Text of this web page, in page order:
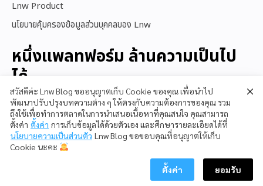
Lnw Product
นโยบายคุ้มครองข้อมูลส่วนบุคคลของ Lnw
หนึ่งแพลทฟอร์ม ล้านความเป็นไป
ได้
สนใจใช้ LnwShop
Copyright © 2023 LnwShop Company Limited
สวัสดีค่ะ Lnw Blog ขออนุญาตเก็บ Cookie ของคุณ เพื่อนำไป
พัฒนาปรับปรุงบทความต่าง ๆ ให้ตรงกับความต้องการของคุณ รวม
ถึงใช้เพื่อทำการตลาดในการนำเสนอเนื้อหาที่คุณสนใจ คุณสามารถ
ตั้งค่า ตั้งค่า การเก็บข้อมูลได้ด้วยตัวเอง และศึกษารายละเอียดได้ที่
นโยบายความเป็นส่วนตัว Lnw Blog ขอขอบคุณที่อนุญาตให้เก็บ
Cookie นะคะ
ตั้งค่า ยอมรับ